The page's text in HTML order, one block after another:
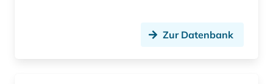
Zur Datenbank